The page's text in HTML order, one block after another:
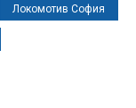
Локомотив София